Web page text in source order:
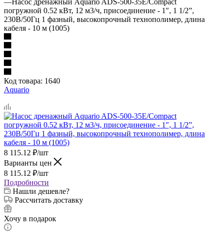
погружной 0.52 кВт, 12 м3/ч, присоединение - 1″, 1 1/2”,
230В/50Гц 1 фазный, высокопрочный технополимер, длина
кабеля - 10 м (1005)
Код товара: 1640
Aquario
8 115.12 ₽/шт
Варианты цен
8 115.12 ₽/шт
Подробности
Нашли дешевле?
Рассчитать доставку
Хочу в подарок